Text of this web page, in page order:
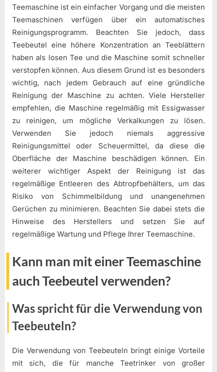
Teemaschine ist ein einfacher Vorgang und die meisten
Teemaschinen verfügen über ein automatisches
Reinigungsprogramm. Beachten Sie jedoch, dass
Teebeutel eine höhere Konzentration an Teeblättern
haben als losen Tee und die Maschine somit schneller
verstopfen können. Aus diesem Grund ist es besonders
wichtig, nach jedem Gebrauch auf eine gründliche
Reinigung der Maschine zu achten. Viele Hersteller
empfehlen, die Maschine regelmäßig mit Essigwasser
zu reinigen, um mögliche Verkalkungen zu lösen.
Verwenden Sie jedoch niemals aggressive
Reinigungsmittel oder Scheuermittel, da diese die
Oberfläche der Maschine beschädigen können. Ein
weiterer wichtiger Aspekt der Reinigung ist das
regelmäßige Entleeren des Abtropfbehälters, um das
Risiko von Schimmelbildung und unangenehmen
Gerüchen zu minimieren. Beachten Sie dabei stets die
Hinweise des Herstellers und setzen Sie auf
regelmäßige Wartung und Pflege Ihrer Teemaschine.
Kann man mit einer Teemaschine
auch Teebeutel verwenden?
Was spricht für die Verwendung von
Teebeuteln?
Die Verwendung von Teebeuteln bringt einige Vorteile
mit sich, die für manche Teetrinker von großer